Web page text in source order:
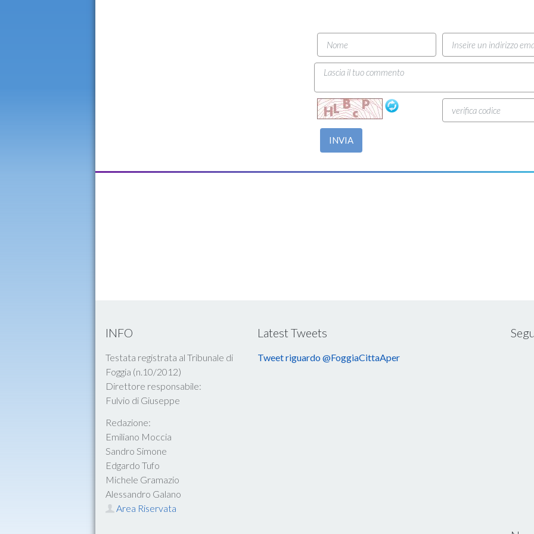
INVIA
INFO
Testata registrata al Tribunale di
Foggia (n.10/2012)
Direttore responsabile:
Fulvio di Giuseppe
Redazione:
Emiliano Moccia
Sandro Simone
Edgardo Tufo
Michele Gramazio
Alessandro Galano
Area Riservata
Latest Tweets
Tweet riguardo @FoggiaCittaAper